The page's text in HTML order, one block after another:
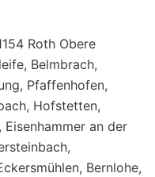
Roth Obere
Belmbrach,
Pfaffenhofen,
Hofstetten,
an der
Bernlohe,